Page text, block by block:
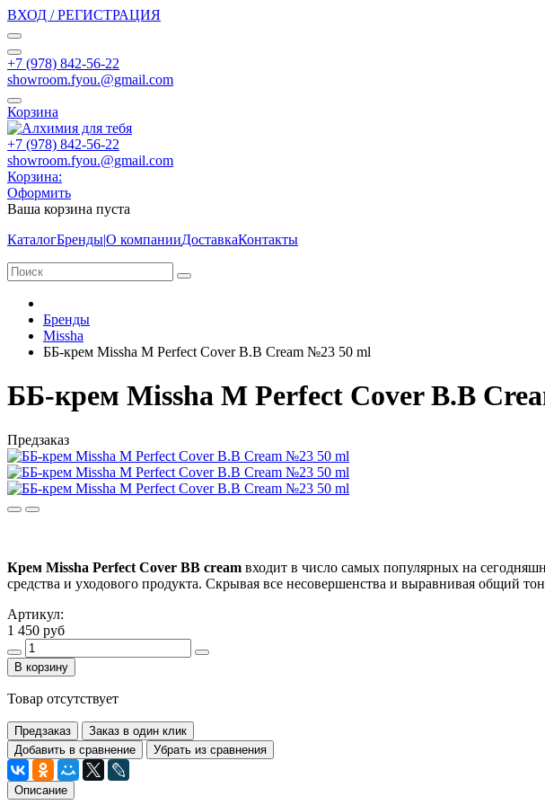
ВХОД / РЕГИСТРАЦИЯ
+7 (978) 842-56-22
showroom.fyou.@gmail.com
Корзина
+7 (978) 842-56-22
showroom.fyou.@gmail.com
Корзина:
Оформить
Ваша корзина пуста
КаталогБренды|О компанииДоставкаКонтакты
Бренды
Missha
ББ-крем Missha M Perfect Cover B.B Cream №23 50 ml
ББ-крем Missha M Perfect Cover B.B
Предзаказ
Крем Missha Perfect Cover BB cream входит в число самых популярных на
средства и уходового продукта. Скрывая все несовершенства и выравнивая общий
Артикул:
1 450 руб
В корзину
Товар отсутствует
Предзаказ
Заказ в один клик
Добавить в сравнение
Убрать из сравнения
Описание